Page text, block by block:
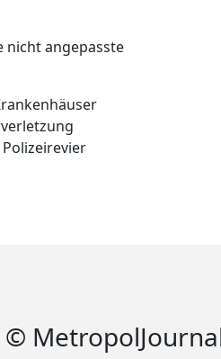
nicht angepasste
echter Sommernachtstraum
vielfache Erwerberinnen
©